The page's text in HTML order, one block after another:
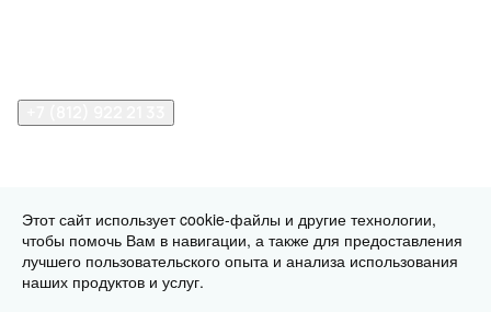
© 2026 print-logo.ru Конфиденциальность
Оферта
Разработано в
Этот сайт использует cookie-файлы и другие технологии,
чтобы помочь Вам в навигации, а также для предоставления
лучшего пользовательского опыта и анализа использования
наших продуктов и услуг.